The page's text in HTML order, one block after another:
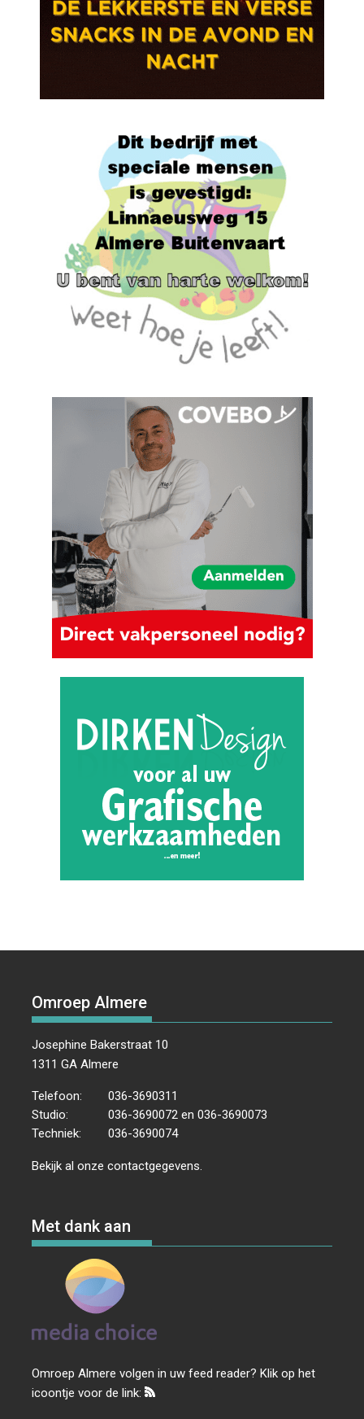
Omroep Almere
Josephine Bakerstraat 10
1311 GA Almere
Telefoon:
036-3690311
Studio:
036-3690072 en 036-3690073
Techniek:
036-3690074
Bekijk al onzecontactgegevens.
Met dank aan
Omroep Almere volgen in uw feed reader? Klik op het
icoontje voor de link: